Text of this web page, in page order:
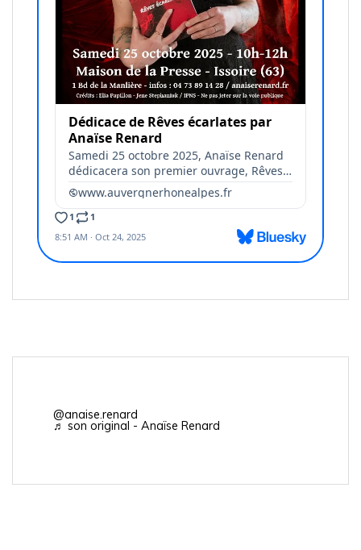
@anaise.renard
♬ son original - Anaïse Renard